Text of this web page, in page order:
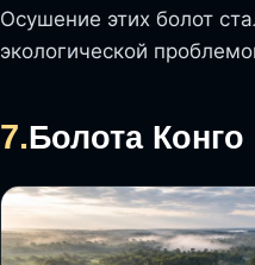
Осушение этих болот
экологической
7.Болота Конго